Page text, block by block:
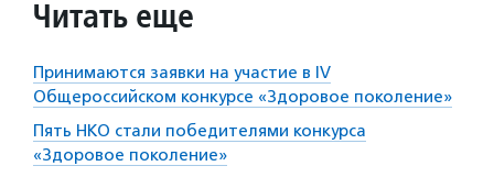
Читать еще
Принимаются заявки на участие в IV
Общероссийском конкурсе «Здоровое поколение»
Пять НКО стали победителями конкурса
«Здоровое поколение»